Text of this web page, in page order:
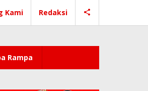
Kami Redaksi
Rampa